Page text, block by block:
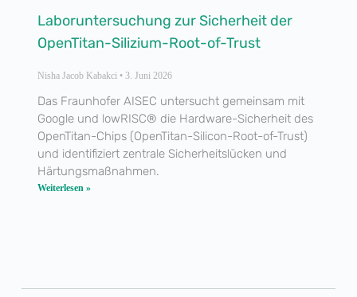
Laboruntersuchung zur Sicherheit der
OpenTitan-Silizium-Root-of-Trust
Nisha Jacob Kabakci 3. Juni 2026
Das Fraunhofer AISEC untersucht gemeinsam mit
Google und lowRISC® die Hardware-Sicherheit des
OpenTitan-Chips (OpenTitan-Silicon-Root-of-Trust)
und identifiziert zentrale Sicherheitslücken und
Härtungsmaßnahmen.
Weiterlesen »